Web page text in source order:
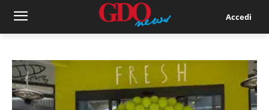
Accedi